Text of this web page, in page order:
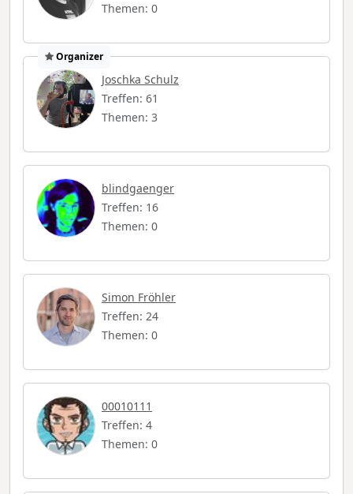
Themen: 0
Organizer
Joschka Schulz
Treffen: 61
Themen: 3
blindgaenger
Treffen: 16
Themen: 0
Simon Fröhler
Treffen: 24
Themen: 0
00010111
Treffen: 4
Themen: 0